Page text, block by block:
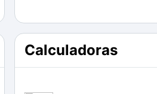
Calculadoras